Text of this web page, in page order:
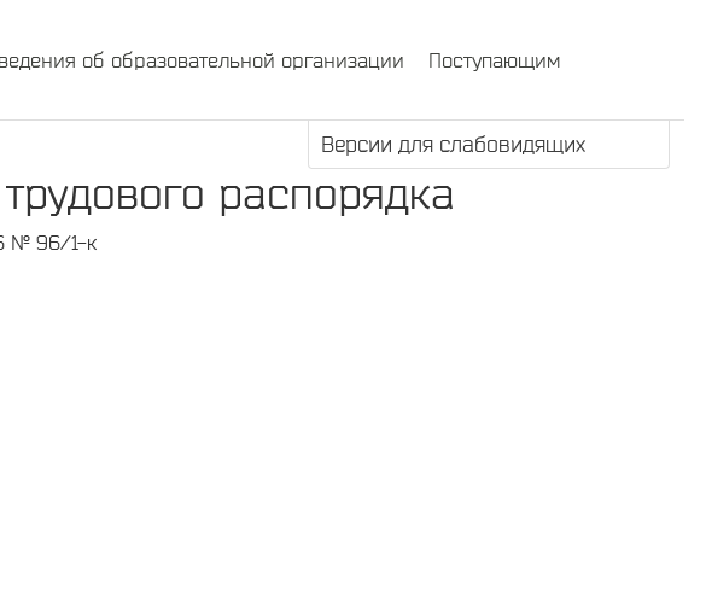
об образовательной организации Поступающим
Версии для слабовидящих
распорядка
№ 96/1-к